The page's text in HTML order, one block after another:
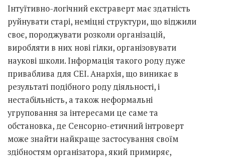
Інтуїтивно-логічний екстраверт має здатність
руйнувати старі, неміцні структури, що віджили
своє, породжувати розколи організацій,
виробляти в них нові гілки, організовувати
наукові школи. Інформація такого роду дуже
приваблива для СЕІ. Анархія, що виникає в
результаті подібного роду діяльності, і
нестабільність, а також неформальні
угруповання за інтересами це саме та
обстановка, де Сенсорно-етичний інтроверт
може знайти найкраще застосування своїм
здібностям організатора, який примиряє,